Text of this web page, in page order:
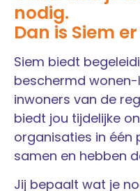
nodig.
Dan is Siem
Siem biedt
beschermd
inwoners van de
biedt jou tijdelijke
organisaties in één
samen en hebben
Jij bepaalt wat je